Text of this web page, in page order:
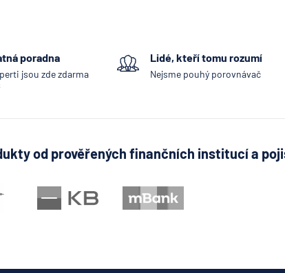
poradna
jsou zde zdarma
Lidé, kteří tomu rozumí
Nejsme pouhý porovnávač
od prověřených finančních institucí a